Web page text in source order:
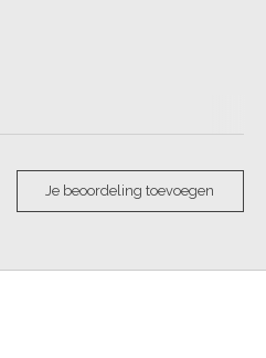
Je beoordeling toevoegen